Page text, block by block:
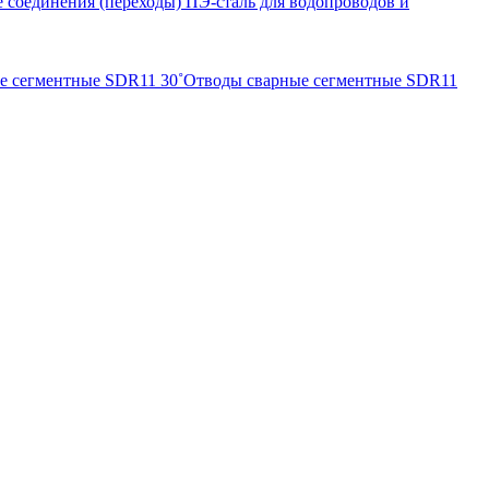
сегментные SDR11 30˚Отводы сварные сегментные SDR11